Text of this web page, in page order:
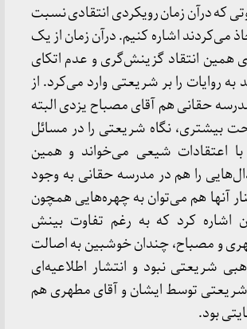
که درآن زمان رویکردی انتقادی نسبت
می‌کردند اشاره کنیم. درآن زمان از یک
همین انتقاد گزینش‌گری و عدم اتکای
روایات را بر شریعتی وارد می‌کرد. از
حقانی هم آقای مصباح یزدی البته
بیشتری، نگاه شریعتی را در مسائل
اعتقادات شیعی می‌خواند و همین
را هم در مدرسه حقانی به وجود
آنها هم می‌توان به چهره‌هایی همچون
اشاره کرد که به رغم تفاوت بینش
و مصباح، چندان خوشبین به اصالت
شریعتی نبود و انتشار اطلاعیه‌ای
شریعتی توسط ایشان و آقای مطهری هم
بود.